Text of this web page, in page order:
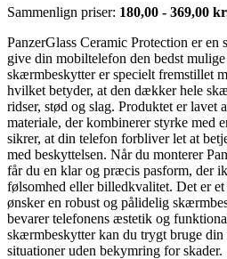
Sammenlign priser: 180,00 - 369,00
PanzerGlass Ceramic Protection er
give din mobiltelefon den bedst
skærmbeskytter er specielt fremstillet
hvilket betyder, at den dækker hele
ridser, stød og slag. Produktet er lavet
materiale, der kombinerer styrke med
sikrer, at din telefon forbliver let at
med beskyttelsen. Når du monterer
får du en klar og præcis pasform, der
følsomhed eller billedkvalitet. Det er
ønsker en robust og pålidelig
bevarer telefonens æstetik og
skærmbeskytter kan du trygt bruge
situationer uden bekymring for skader.